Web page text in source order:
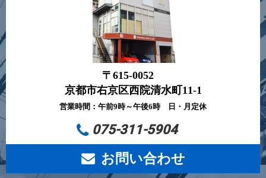
〒615-0052
京都市右京区西院清水町11-1
営業時間：午前9時～午後6時 日・月定休
075-311-5904
お問い合わせ